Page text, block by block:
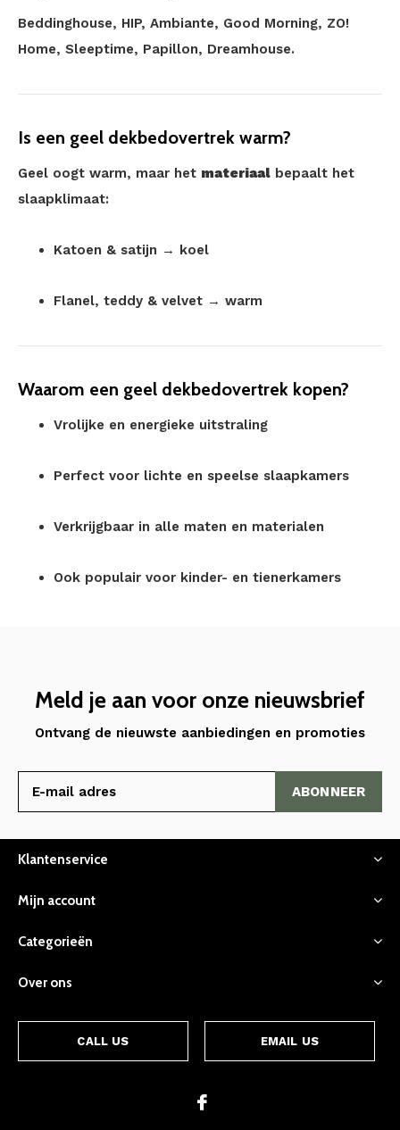
Beddinghouse, HIP, Ambiante, Good Morning, ZO!
Home, Sleeptime, Papillon, Dreamhouse.
Is een geel dekbedovertrek warm?
Geel oogt warm, maar het materiaal bepaalt het
slaapklimaat:
Katoen & satijn → koel
Flanel, teddy & velvet → warm
Waarom een geel dekbedovertrek kopen?
Vrolijke en energieke uitstraling
Perfect voor lichte en speelse slaapkamers
Verkrijgbaar in alle maten en materialen
Ook populair voor kinder- en tienerkamers
Meld je aan voor onze nieuwsbrief
Ontvang de nieuwste aanbiedingen en promoties
ABONNEER
Klantenservice
Mijn account
Categorieën
Over ons
CALL US EMAIL US